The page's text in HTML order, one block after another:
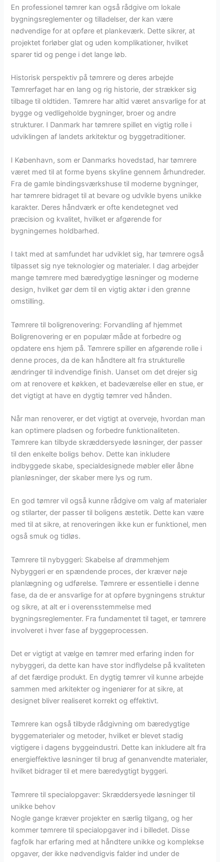
En professionel tømrer kan også rådgive om lokale
bygningsreglementer og tilladelser, der kan være
nødvendige for at opføre et plankeværk. Dette sikrer, at
projektet forløber glat og uden komplikationer, hvilket
sparer tid og penge i det lange løb.
Historisk perspektiv på tømrere og deres arbejde
Tømrerfaget har en lang og rig historie, der strækker sig
tilbage til oldtiden. Tømrere har altid været ansvarlige for at
bygge og vedligeholde bygninger, broer og andre
strukturer. I Danmark har tømrere spillet en vigtig rolle i
udviklingen af landets arkitektur og byggetraditioner.
I København, som er Danmarks hovedstad, har tømrere
været med til at forme byens skyline gennem århundreder.
Fra de gamle bindingsværkshuse til moderne bygninger,
har tømrere bidraget til at bevare og udvikle byens unikke
karakter. Deres håndværk er ofte kendetegnet ved
præcision og kvalitet, hvilket er afgørende for
bygningernes holdbarhed.
I takt med at samfundet har udviklet sig, har tømrere også
tilpasset sig nye teknologier og materialer. I dag arbejder
mange tømrere med bæredygtige løsninger og moderne
design, hvilket gør dem til en vigtig aktør i den grønne
omstilling.
Tømrere til boligrenovering: Forvandling af hjemmet
Boligrenovering er en populær måde at forbedre og
opdatere ens hjem på. Tømrere spiller en afgørende rolle i
denne proces, da de kan håndtere alt fra strukturelle
ændringer til indvendige finish. Uanset om det drejer sig
om at renovere et køkken, et badeværelse eller en stue, er
det vigtigt at have en dygtig tømrer ved hånden.
Når man renoverer, er det vigtigt at overveje, hvordan man
kan optimere pladsen og forbedre funktionaliteten.
Tømrere kan tilbyde skræddersyede løsninger, der passer
til den enkelte boligs behov. Dette kan inkludere
indbyggede skabe, specialdesignede møbler eller åbne
planløsninger, der skaber mere lys og rum.
En god tømrer vil også kunne rådgive om valg af materialer
og stilarter, der passer til boligens æstetik. Dette kan være
med til at sikre, at renoveringen ikke kun er funktionel, men
også smuk og tidløs.
Tømrere til nybyggeri: Skabelse af drømmehjem
Nybyggeri er en spændende proces, der kræver nøje
planlægning og udførelse. Tømrere er essentielle i denne
fase, da de er ansvarlige for at opføre bygningens struktur
og sikre, at alt er i overensstemmelse med
bygningsreglementer. Fra fundamentet til taget, er tømrere
involveret i hver fase af byggeprocessen.
Det er vigtigt at vælge en tømrer med erfaring inden for
nybyggeri, da dette kan have stor indflydelse på kvaliteten
af det færdige produkt. En dygtig tømrer vil kunne arbejde
sammen med arkitekter og ingeniører for at sikre, at
designet bliver realiseret korrekt og effektivt.
Tømrere kan også tilbyde rådgivning om bæredygtige
byggematerialer og metoder, hvilket er blevet stadig
vigtigere i dagens byggeindustri. Dette kan inkludere alt fra
energieffektive løsninger til brug af genanvendte materialer,
hvilket bidrager til et mere bæredygtigt byggeri.
Tømrere til specialopgaver: Skræddersyede løsninger til
unikke behov
Nogle gange kræver projekter en særlig tilgang, og her
kommer tømrere til specialopgaver ind i billedet. Disse
fagfolk har erfaring med at håndtere unikke og komplekse
opgaver, der ikke nødvendigvis falder ind under de